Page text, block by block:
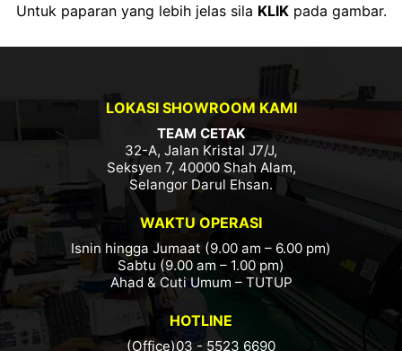
Untuk paparan yang lebih jelas sila KLIKpada gambar.
LOKASI SHOWROOM KAMI
TEAM CETAK
32-A, Jalan Kristal J7/J,
Seksyen 7, 40000 Shah Alam,
Selangor Darul Ehsan.
WAKTU OPERASI
Isnin hingga Jumaat (9.00 am – 6.00 pm)
Sabtu (9.00 am – 1.00 pm)
Ahad & Cuti Umum – TUTUP
HOTLINE
(Office)03 - 5523 6690